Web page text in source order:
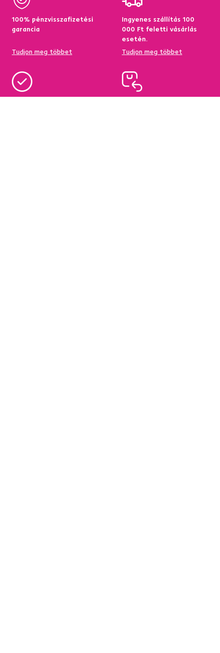
100% pénzvisszafizetési
garancia
Tudjon meg többet
Ingyenes szállítás 100
000 Ft feletti vásárlás
esetén.
Tudjon meg többet